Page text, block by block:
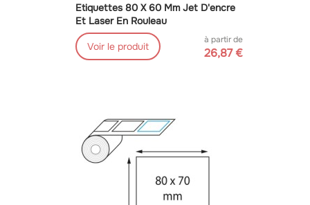
Etiquettes 80 X 60 Mm Jet D'encre
Et Laser En Rouleau
Voir le produit
à partir de
26,87 €